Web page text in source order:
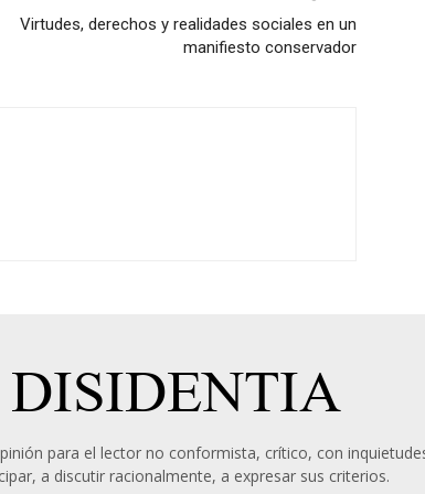
Virtudes, derechos y realidades sociales en un
manifiesto conservador
para el lector no conformista, crítico, con
a discutir racionalmente, a expresar sus criterios.